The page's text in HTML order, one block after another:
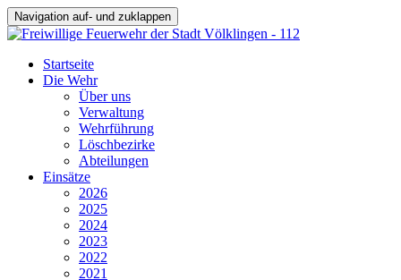
Navigation auf- und zuklappen
Startseite
Die Wehr
Über uns
Verwaltung
Wehrführung
Löschbezirke
Abteilungen
Einsätze
2026
2025
2024
2023
2022
2021